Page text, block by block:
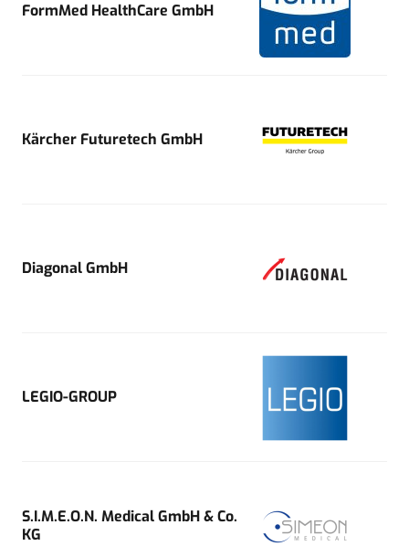
FormMed HealthCare GmbH
Kärcher Futuretech GmbH
Diagonal GmbH
LEGIO-GROUP
S.I.M.E.O.N. Medical GmbH & Co.
KG